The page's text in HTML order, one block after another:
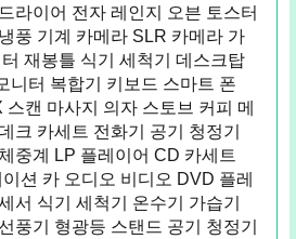
라이어 전자 레인지 오븐 토스터
풍 기계 카메라 SLR 카메라 가
재봉틀 식기 세척기 데스크탑
니터 복합기 키보드 스마트 폰
캔 마사지 의자 스토브 커피 메
크 카세트 전화기 공기 청정기
중계 LP 플레이어 CD 카세트
션 카 오디오 비디오 DVD 플레
서 식기 세척기 온수기 가습기
풍기 형광등 스탠드 공기 청정기